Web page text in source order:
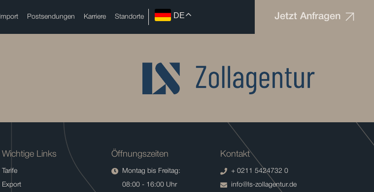
Import Postsendungen Karriere Standorte DE Jetzt Anfragen
Wichtige Links
Tarife
Export
Öffnungszeiten
Montag bis Freitag:
08:00 - 16:00 Uhr
Kontakt
+ 0211 5424732 0
info@ls-zollagentur.de